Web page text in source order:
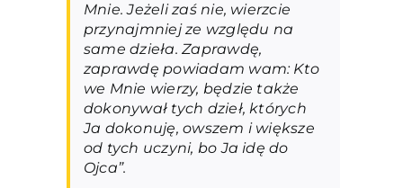
Mnie. Jeżeli zaś nie, wierzcie
przynajmniej ze względu na
same dzieła. Zaprawdę,
zaprawdę powiadam wam: Kto
we Mnie wierzy, będzie także
dokonywał tych dzieł, których
Ja dokonuję, owszem i większe
od tych uczyni, bo Ja idę do
Ojca”.